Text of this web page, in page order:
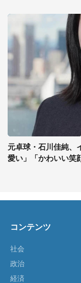
元卓球・石川佳純、
愛い」「かわいい笑
コンテンツ
社会
政治
経済